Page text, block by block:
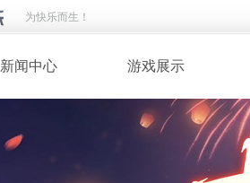
为快乐而生！
新闻中心 游戏展示
· 维护公告
· 桃花美人